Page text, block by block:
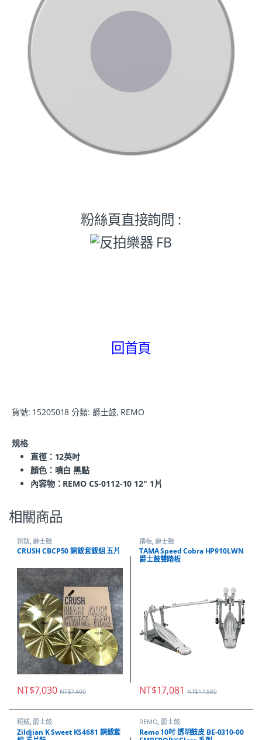
粉絲頁直接詢問 :
回首頁
貨號: 15205018 分類: 爵士鼓, REMO
規格
直徑：12英吋
顏色：噴白 黑點
內容物：REMO CS-0112-10 12" 1片
相關商品
銅鈸, 爵士鼓
CRUSH CBCP50 銅鈸套鈸組 五片
NT$7,030 NT$7,400
踏板, 爵士鼓
TAMA Speed Cobra HP910LWN
爵士鼓雙踏板
NT$17,081 NT$17,980
銅鈸, 爵士鼓
Zildjian K Sweet KS4681 銅鈸套
REMO, 爵士鼓
Remo 10吋 透明鼓皮 BE-0310-00